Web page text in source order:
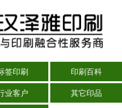
签印刷
印刷百科
业客户
其它印品